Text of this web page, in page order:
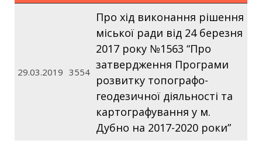
29.03.2019 3554
Про хід виконання рішення
міської ради від 24 березня
2017 року №1563 “Про
затвердження Програми
розвитку топографо-
геодезичної діяльності та
картографування у м.
Дубно на 2017-2020 роки”